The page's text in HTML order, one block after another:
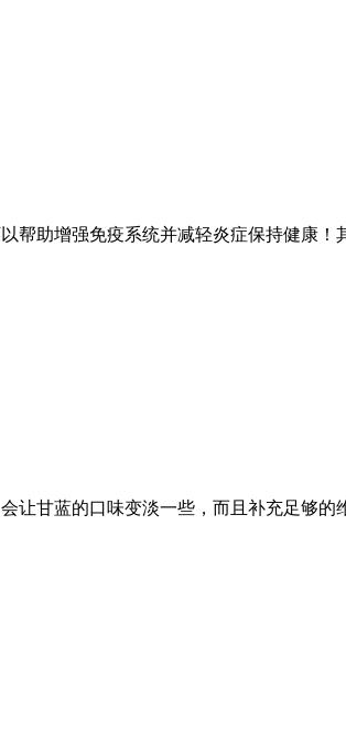
帮助增强免疫系统并减轻炎症保持健康
让甘蓝的口味变淡一些，而且补充足够的